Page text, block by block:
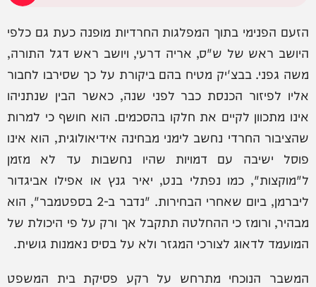
הזעם הפנימי בתוך המפלגות החרדיות מופנה כעת גם כלפי
היושב ראש של ש"ס, אריה דרעי, ויושב ראש דגל התורה,
משה גפני. בבצ'יק מטיח בהם ביקורת על כך שסירבו לחבור
אליו לפיזור הכנסת כבר לפני שנה, כאשר הבין שנתניהו
אינו מתכוון לקיים את חלקו בהסכמים. הוא חושף כי למרות
שהציבור החרדי נחשב לימני מבחינה אידיאולוגית, הוא אינו
פוסל ישיבה עם דמויות שהיו נחשבות עד לא מזמן
ל"מוקצות", כמו נפתלי בנט, יאיר גנץ או אפילו אביגדור
ליברמן, ביום שאחרי הבחירות. "נדבר ב-2 בספטמבר", הוא
מבהיר, ורומז כי ההחלטה תתקבל אך ורק על פי היכולת של
המועמד לדאוג לצורכי המגזר ולא על בסיס נאמנות גושית.
המשבר הנוכחי מתרחש על רקע פסיקת בית המשפט